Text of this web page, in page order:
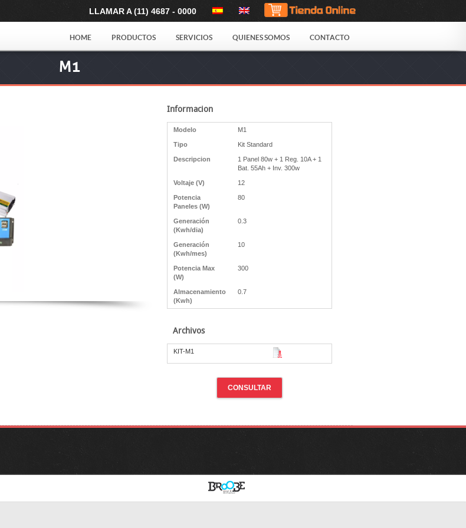
LLAMAR A (11) 4687 - 0000
HOME PRODUCTOS SERVICIOS QUIENES SOMOS CONTACTO
M1
Informacion
Modelo M1
Tipo Kit Standard
Descripcion
1 Panel 80w + 1 Reg. 10A + 1
Bat. 55Ah + Inv. 300w
Voltaje (V) 12
Potencia
Paneles (W)
80
Generación
(Kwh/dia)
0.3
Generación
(Kwh/mes)
10
Potencia Max
(W)
300
Almacenamiento
(Kwh)
0.7
Archivos
KIT-M1
CONSULTAR